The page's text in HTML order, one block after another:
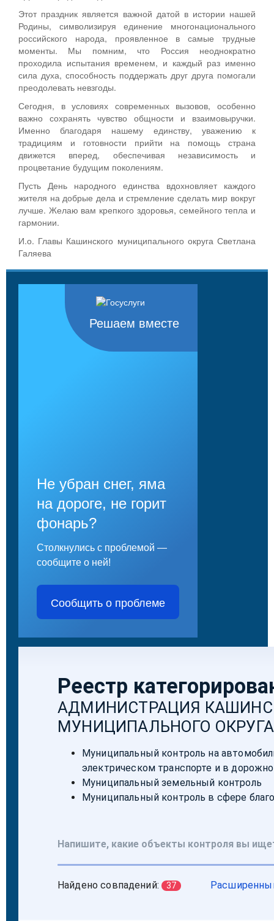
Этот праздник является важной датой в истории нашей
Родины, символизируя единение многонационального
российского народа, проявленное в самые трудные
моменты. Мы помним, что Россия неоднократно
проходила испытания временем, и каждый раз именно
сила духа, способность поддержать друг друга помогали
преодолевать невзгоды.
Сегодня, в условиях современных вызовов, особенно
важно сохранять чувство общности и взаимовыручки.
Именно благодаря нашему единству, уважению к
традициям и готовности прийти на помощь страна
движется вперед, обеспечивая независимость и
процветание будущим поколениям.
Пусть День народного единства вдохновляет каждого
жителя на добрые дела и стремление сделать мир вокруг
лучше. Желаю вам крепкого здоровья, семейного тепла и
гармонии.
И.о. Главы Кашинского муниципального округа Светлана
Галяева
Решаем вместе
Не убран снег, яма
на дороге, не горит
фонарь?
Столкнулись с проблемой —
сообщите о ней!
Сообщить о проблеме